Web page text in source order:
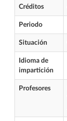
Créditos
Periodo
Situación
Idioma de
impartición
Profesores